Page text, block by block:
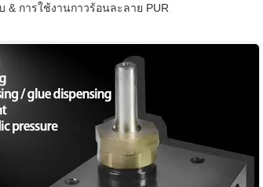
& การใช้งานกาวร้อนละลาย PUR